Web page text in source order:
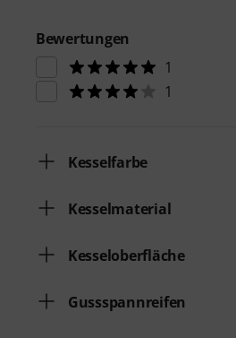
Bewertungen
1
1
Kesselfarbe
Kesselmaterial
Kesseloberfläche
Gussspannreifen